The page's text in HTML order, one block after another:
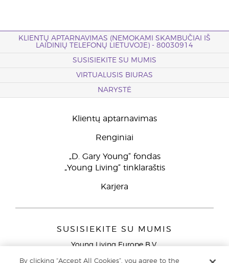
KLIENTŲ APTARNAVIMAS (NEMOKAMI SKAMBUČIAI IŠ
LAIDINIŲ TELEFONŲ LIETUVOJE) - 80030914
SUSISIEKITE SU MUMIS
VIRTUALUSIS BIURAS
NARYSTĖ
Klientų aptarnavimas
Renginiai
„D. Gary Young“ fondas
„Young Living“ tinklaraštis
Karjera
SUSISIEKITE SU MUMIS
Young Living Europe B.V.
By clicking “Accept All Cookies”, you agree to the